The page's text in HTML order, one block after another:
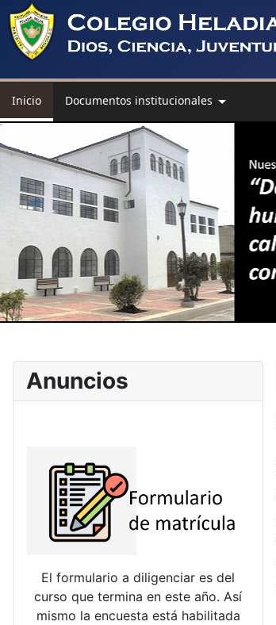
Inicio Documentos institucionales
Anuncios
El formulario a diligenciar es del
curso que termina en este año. Así
mismo la encuesta está habilitada